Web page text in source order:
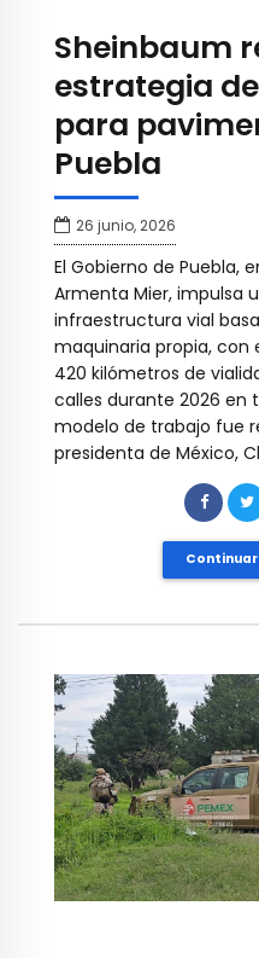
Sheinbaum
estrategia
para
Puebla
26 junio, 2026
El Gobierno de Puebla,
Armenta Mier, impulsa
infraestructura vial
maquinaria propia, con
420 kilómetros de
calles durante 2026 en
modelo de trabajo fue
presidenta de México,